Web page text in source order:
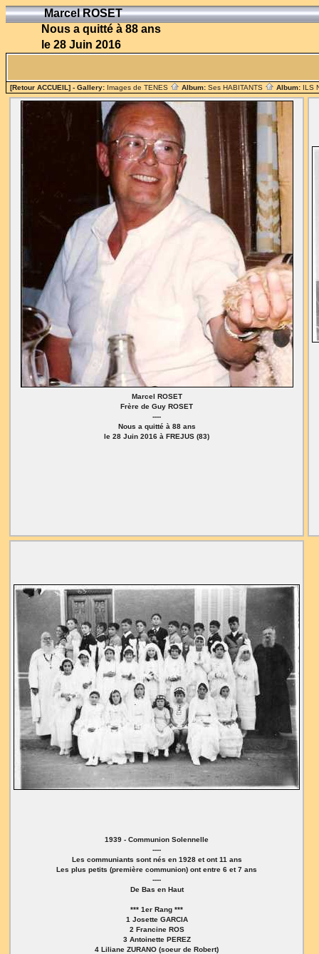
Marcel ROSET
Nous a quitté à 88 ans
le 28 Juin 2016
[Retour ACCUEIL] - Gallery: Images de TENES Album: Ses HABITANTS Album: ILS
Marcel ROSET
Frère de Guy ROSET
----
Nous a quitté à 88 ans
le 28 Juin 2016 à FREJUS (83)
1939 - Communion Solennelle
----
Les communiants sont nés en 1928 et ont 11 ans
Les plus petits (première communion) ont entre 6 et 7 ans
----
De Bas en Haut
*** 1er Rang ***
1 Josette GARCIA
2 Francine ROS
3 Antoinette PEREZ
4 Liliane ZURANO (soeur de Robert)